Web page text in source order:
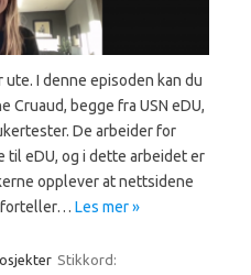
I denne episoden kan du
Cruaud, begge fra USN eDU,
De arbeider for
til eDU, og i dette arbeidet er
opplever at nettsidene
forteller… Les mer »
Stikkord: